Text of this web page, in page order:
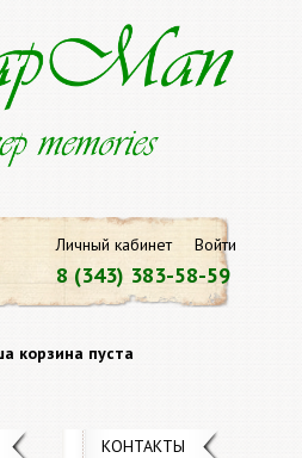
Личный кабинет Войти
8 (343) 383-58-59
корзина пуста
КОНТАКТЫ